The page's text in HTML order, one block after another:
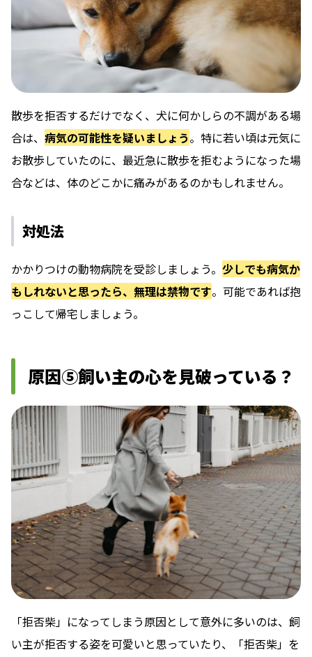
散歩を拒否するだけでなく、犬に何かしらの不調がある場
合は、 病気の可能性を疑いましょう。特に若い頃は元気に
お散歩していたのに、最近急に散歩を拒むようになった場
合などは、体のどこかに痛みがあるのかもしれません。
対処法
かかりつけの動物病院を受診しましょう。 少しでも病気か
もしれないと思ったら、無理は禁物です。可能であれば抱
っこして帰宅しましょう。
原因⑤飼い主の心を見破っている？
「拒否柴」になってしまう原因として意外に多いのは、飼
い主が拒否する姿を可愛いと思っていたり、「拒否柴」を